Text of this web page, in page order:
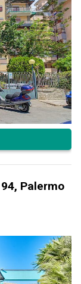
Palermo